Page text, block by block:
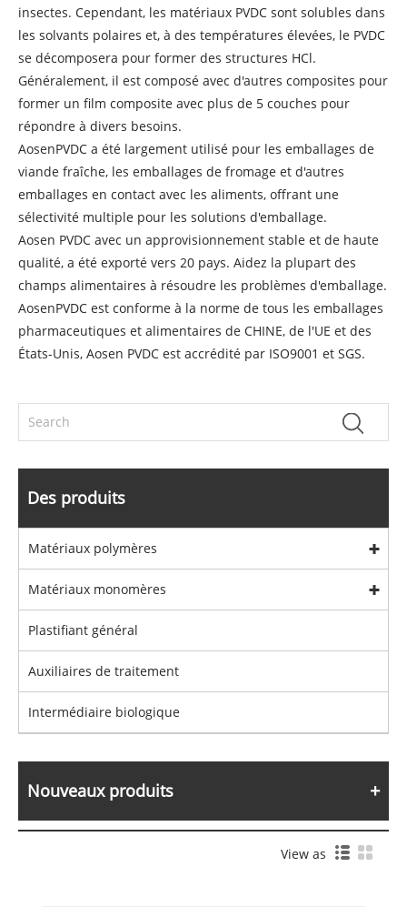
insectes. Cependant, les matériaux PVDC sont solubles dans
les solvants polaires et, à des températures élevées, le PVDC
se décomposera pour former des structures HCl.
Généralement, il est composé avec d'autres composites pour
former un film composite avec plus de 5 couches pour
répondre à divers besoins.
AosenPVDC a été largement utilisé pour les emballages de
viande fraîche, les emballages de fromage et d'autres
emballages en contact avec les aliments, offrant une
sélectivité multiple pour les solutions d'emballage.
Aosen PVDC avec un approvisionnement stable et de haute
qualité, a été exporté vers 20 pays. Aidez la plupart des
champs alimentaires à résoudre les problèmes d'emballage.
AosenPVDC est conforme à la norme de tous les emballages
pharmaceutiques et alimentaires de CHINE, de l'UE et des
États-Unis, Aosen PVDC est accrédité par ISO9001 et SGS.
Des produits
Matériaux polymères
Matériaux monomères
Plastifiant général
Auxiliaires de traitement
Intermédiaire biologique
Nouveaux produits
View as